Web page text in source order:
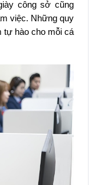
công sở cũng
việc. Những quy
tự hào cho mỗi cá